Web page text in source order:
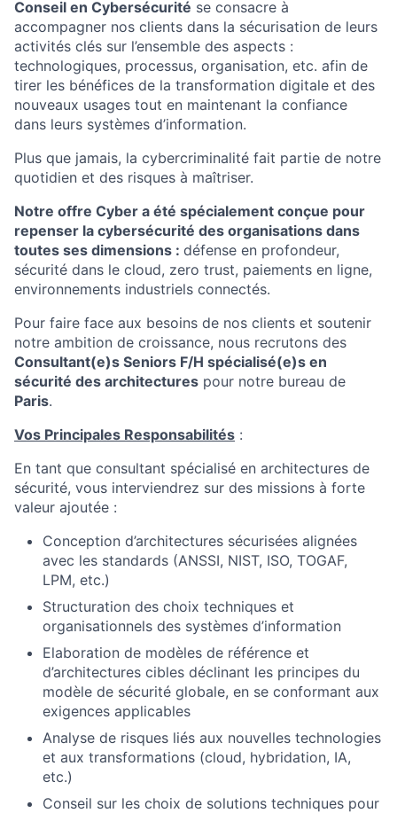
Conseil en Cybersécurité se consacre à
accompagner nos clients dans la sécurisation de leurs
activités clés sur l’ensemble des aspects :
technologiques, processus, organisation, etc. afin de
tirer les bénéfices de la transformation digitale et des
nouveaux usages tout en maintenant la confiance
dans leurs systèmes d’information.
Plus que jamais, la cybercriminalité fait partie de notre
quotidien et des risques à maîtriser.
Notre offre Cyber a été spécialement conçue pour
repenser la cybersécurité des organisations dans
toutes ses dimensions : défense en profondeur,
sécurité dans le cloud, zero trust, paiements en ligne,
environnements industriels connectés.
Pour faire face aux besoins de nos clients et soutenir
notre ambition de croissance, nous recrutons des
Consultant(e)s Seniors F/H spécialisé(e)s en
sécurité des architectures pour notre bureau de
Paris.
Vos Principales Responsabilités :
En tant que consultant spécialisé en architectures de
sécurité, vous interviendrez sur des missions à forte
valeur ajoutée :
Conception d’architectures sécurisées alignées
avec les standards (ANSSI, NIST, ISO, TOGAF,
LPM, etc.)
Structuration des choix techniques et
organisationnels des systèmes d’information
Elaboration de modèles de référence et
d’architectures cibles déclinant les principes du
modèle de sécurité globale, en se conformant aux
exigences applicables
Analyse de risques liés aux nouvelles technologies
et aux transformations (cloud, hybridation, IA,
etc.)
Conseil sur les choix de solutions techniques pour